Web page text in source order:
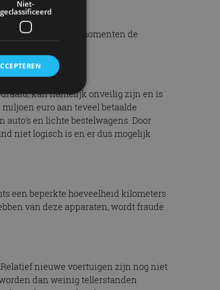
wordt op meer momenten de
kan namelijk onveilig zijn en is
euro aan teveel betaalde
en lichte bestelwagens. Door
niet logisch is en er dus mogelijk
een beperkte hoeveelheid kilometers
van deze apparaten, wordt fraude
nieuwe voertuigen zijn nog niet
dan weinig tellerstanden
Niet-
geclassificeerd
en
de bezoeker
van de
van